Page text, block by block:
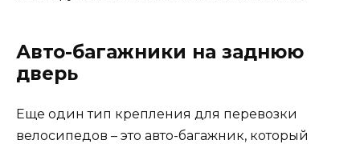
Авто-багажники на заднюю
дверь
Еще один тип крепления для перевозки
велосипедов – это авто-багажник, который